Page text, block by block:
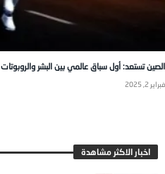
الصين تستعد: أول سباق عالمي بين البشر والروبوتات
فبراير 2, 2025
اخبار الاكثر مشاهدة